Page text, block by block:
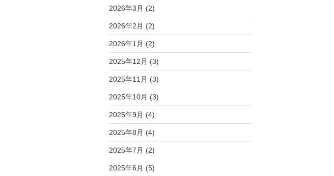
2026年3月 (2)
2026年2月 (2)
2026年1月 (2)
2025年12月 (3)
2025年11月 (3)
2025年10月 (3)
2025年9月 (4)
2025年8月 (4)
2025年7月 (2)
2025年6月 (5)